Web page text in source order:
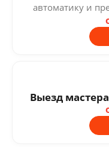
автоматику и
Выезд